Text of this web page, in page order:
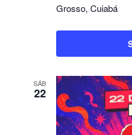
Grosso, Cuiabá
SÁB
22